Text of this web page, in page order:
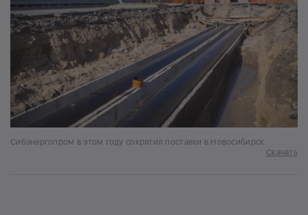
Сибэнергопром в этом году сократил поставки в Новосибирск
Скачать